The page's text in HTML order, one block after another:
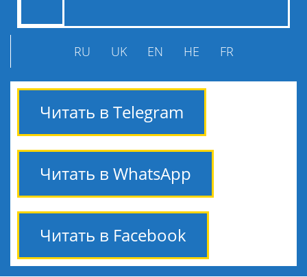
RU UK EN HE FR
Читать в Telegram
Читать в WhatsApp
Читать в Facebook